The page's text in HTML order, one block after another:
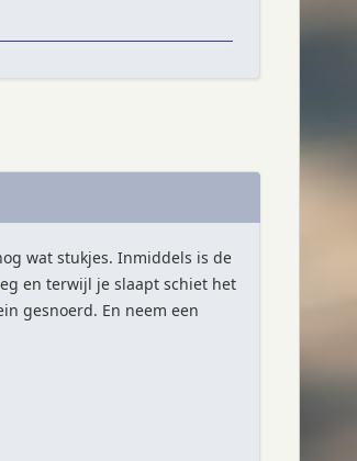
wat stukjes. Inmiddels is de
en terwijl je slaapt schiet het
gesnoerd. En neem een